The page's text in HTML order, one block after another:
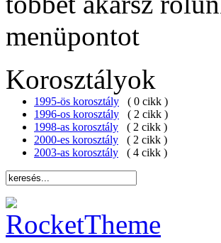
menüpontot
Korosztályok
1995-ös korosztály
( 0 cikk )
1996-os korosztály
( 2 cikk )
1998-as korosztály
( 2 cikk )
2000-es korosztály
( 2 cikk )
2003-as korosztály
( 4 cikk )